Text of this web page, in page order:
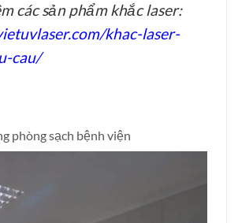
các sản phẩm khắc laser:
khac-laser-
cau/
phòng sạch bệnh viện